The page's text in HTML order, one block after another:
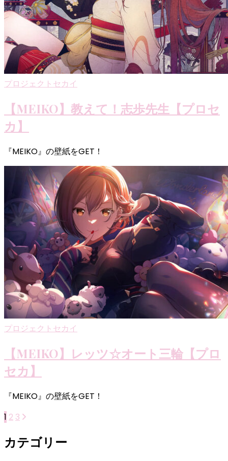
プロジェクトセカイ
【MEIKO】教えて！志歩先生【プロセ
カ】
『MEIKO』の壁紙をGET！
プロジェクトセカイ
【MEIKO】レッツ☆オート三輪【プロ
セカ】
『MEIKO』の壁紙をGET！
投
稿
固
ペ
1 固
ペ
2 固
ペ
3
カテゴリー